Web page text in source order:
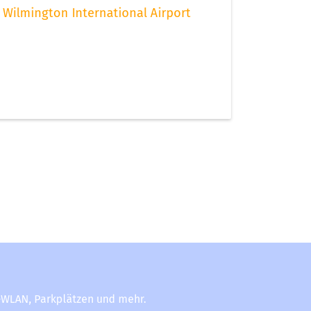
Wilmington International Airport
Parkplätzen und mehr.